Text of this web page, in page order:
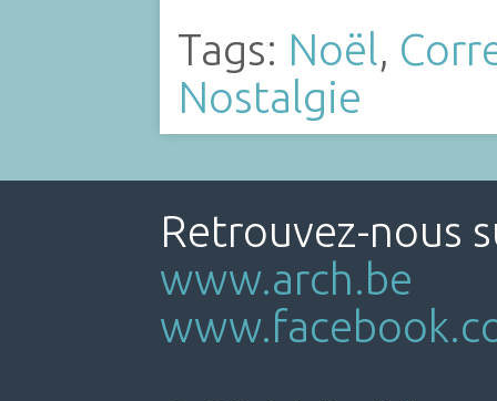
Tags: Noël,
Nostalgie
Retrouvez-nous
www.arch.be